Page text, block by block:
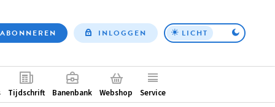
Top
ABONNEREN INLOGGEN LICHT
Tijdschrift Banenbank Webshop Service